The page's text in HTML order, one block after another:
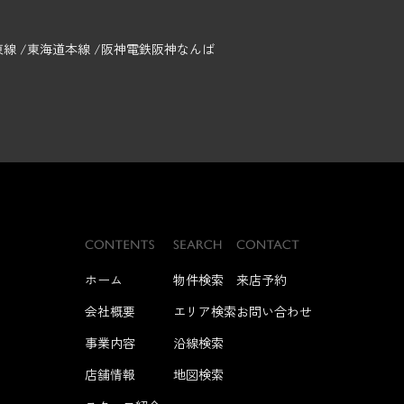
線 東海道本線 阪神電鉄阪神なんば
ホーム
会社概要
事業内容
店舗情報
物件検索
エリア検索
沿線検索
地図検索
来店予約
お問い合わせ